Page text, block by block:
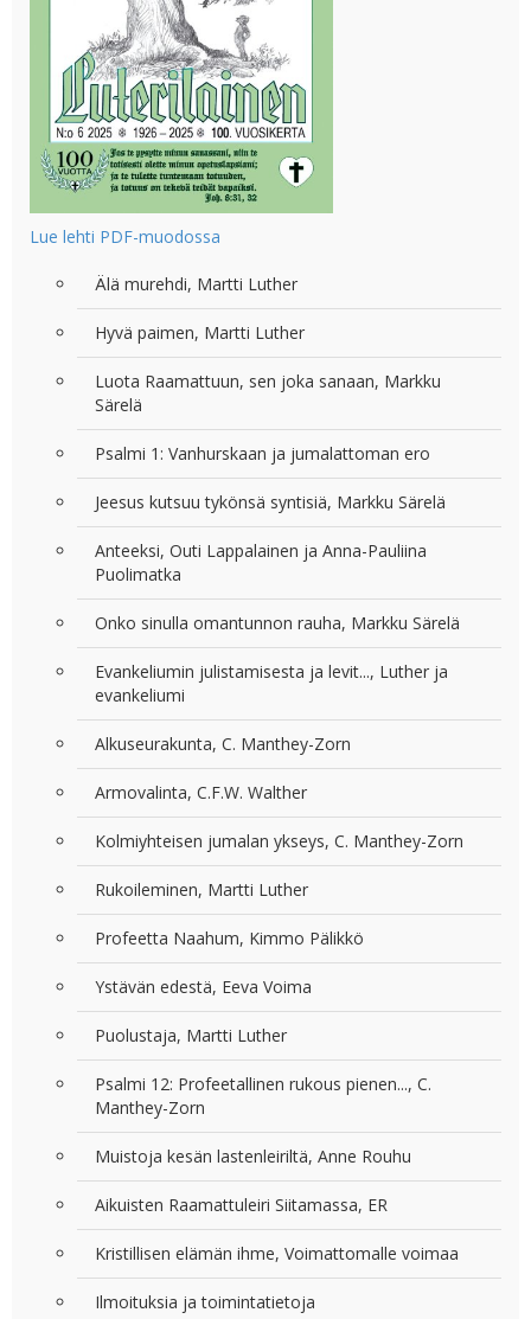
Lue lehti PDF-muodossa
Älä murehdi, Martti Luther
Hyvä paimen, Martti Luther
Luota Raamattuun, sen joka sanaan, Markku
Särelä
Psalmi 1: Vanhurskaan ja jumalattoman ero
Jeesus kutsuu tykönsä syntisiä, Markku Särelä
Anteeksi, Outi Lappalainen ja Anna-Pauliina
Puolimatka
Onko sinulla omantunnon rauha, Markku Särelä
Evankeliumin julistamisesta ja levit..., Luther ja
evankeliumi
Alkuseurakunta, C. Manthey-Zorn
Armovalinta, C.F.W. Walther
Kolmiyhteisen jumalan ykseys, C. Manthey-Zorn
Rukoileminen, Martti Luther
Profeetta Naahum, Kimmo Pälikkö
Ystävän edestä, Eeva Voima
Puolustaja, Martti Luther
Psalmi 12: Profeetallinen rukous pienen..., C.
Manthey-Zorn
Muistoja kesän lastenleiriltä, Anne Rouhu
Aikuisten Raamattuleiri Siitamassa, ER
Kristillisen elämän ihme, Voimattomalle voimaa
Ilmoituksia ja toimintatietoja